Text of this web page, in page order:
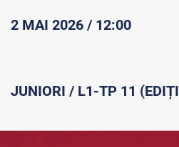
2 MAI 2026 / 12:00
JUNIORI / L1-TP 11